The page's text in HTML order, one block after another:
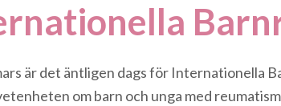
är det äntligen dags för Internationella
om barn och unga med